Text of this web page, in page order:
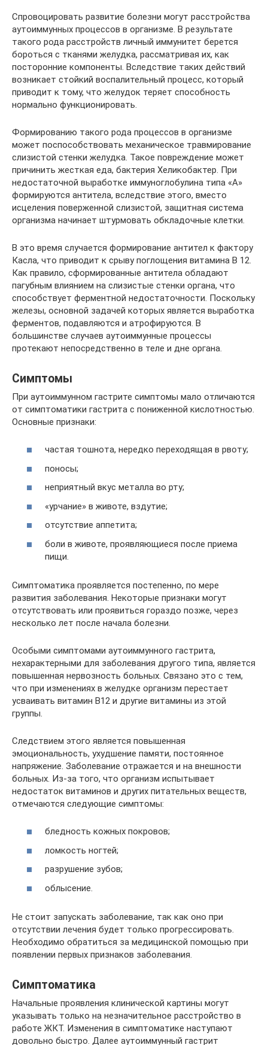
Спровоцировать развитие болезни могут расстройства
аутоиммунных процессов в организме. В результате
такого рода расстройств личный иммунитет берется
бороться с тканями желудка, рассматривая их, как
посторонние компоненты. Вследствие таких действий
возникает стойкий воспалительный процесс, который
приводит к тому, что желудок теряет способность
нормально функционировать.
Формированию такого рода процессов в организме
может поспособствовать механическое травмирование
слизистой стенки желудка. Такое повреждение может
причинить жесткая еда, бактерия Хеликобактер. При
недостаточной выработке иммуноглобулина типа «А»
формируются антитела, вследствие этого, вместо
исцеления поверженной слизистой, защитная система
организма начинает штурмовать обкладочные клетки.
В это время случается формирование антител к фактору
Касла, что приводит к срыву поглощения витамина В 12.
Как правило, сформированные антитела обладают
пагубным влиянием на слизистые стенки органа, что
способствует ферментной недостаточности. Поскольку
железы, основной задачей которых является выработка
ферментов, подавляются и атрофируются. В
большинстве случаев аутоиммунные процессы
протекают непосредственно в теле и дне органа.
Симптомы
При аутоиммунном гастрите симптомы мало отличаются
от симптоматики гастрита с пониженной кислотностью.
Основные признаки:
частая тошнота, нередко переходящая в рвоту;
поносы;
неприятный вкус металла во рту;
«урчание» в животе, вздутие;
отсутствие аппетита;
боли в животе, проявляющиеся после приема
пищи.
Симптоматика проявляется постепенно, по мере
развития заболевания. Некоторые признаки могут
отсутствовать или проявиться гораздо позже, через
несколько лет после начала болезни.
Особыми симптомами аутоиммунного гастрита,
нехарактерными для заболевания другого типа, является
повышенная нервозность больных. Связано это с тем,
что при изменениях в желудке организм перестает
усваивать витамин B12 и другие витамины из этой
группы.
Следствием этого является повышенная
эмоциональность, ухудшение памяти, постоянное
напряжение. Заболевание отражается и на внешности
больных. Из-за того, что организм испытывает
недостаток витаминов и других питательных веществ,
отмечаются следующие симптомы:
бледность кожных покровов;
ломкость ногтей;
разрушение зубов;
облысение.
Не стоит запускать заболевание, так как оно при
отсутствии лечения будет только прогрессировать.
Необходимо обратиться за медицинской помощью при
появлении первых признаков заболевания.
Симптоматика
Начальные проявления клинической картины могут
указывать только на незначительное расстройство в
работе ЖКТ. Изменения в симптоматике наступают
довольно быстро. Далее аутоиммунный гастрит